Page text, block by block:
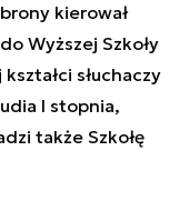
kierował
Wyższej Szkoły
słuchaczy
I stopnia,
także Szkołę